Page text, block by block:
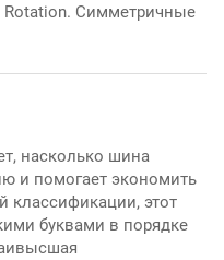
Rotation. Симметричные
насколько шина
и помогает экономить
классификации, этот
буквами в порядке